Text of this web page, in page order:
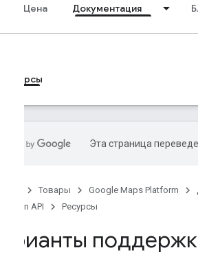
Цена Документация
Ресурсы
Эта страница
Товары Google Maps Platform
Pollen API
Ресурсы
Варианты